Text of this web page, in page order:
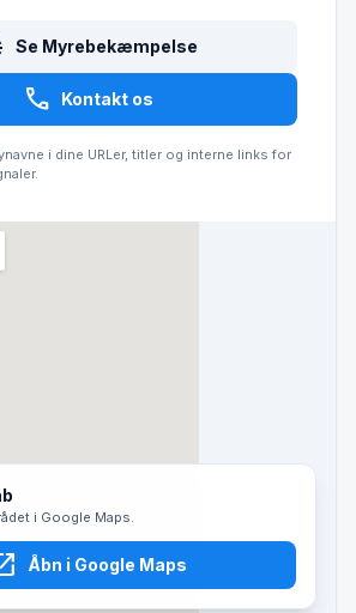
Se Myrebekæmpelse
call Kontakt os
i dine URLer, titler og interne links for
i Google Maps.
Åbn i Google Maps